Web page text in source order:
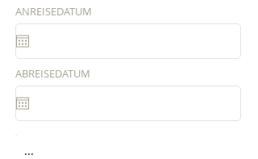
ANREISEDATUM
ABREISEDATUM
...